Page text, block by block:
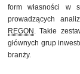
form własności w
prowadzących
REGON . Takie
głównych grup
branży.